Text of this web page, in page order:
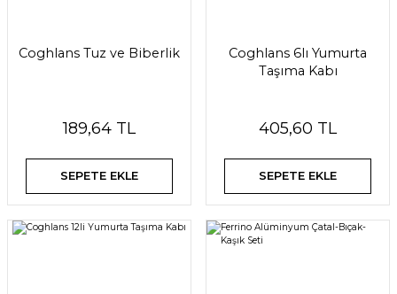
Coghlans Tuz ve Biberlik
189,64 TL
SEPETE EKLE
Coghlans 6lı Yumurta
Taşıma Kabı
405,60 TL
SEPETE EKLE